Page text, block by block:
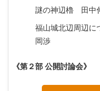
謎の神辺櫓 田中
福山城北辺周辺
岡渉
《第２部 公開討論会》